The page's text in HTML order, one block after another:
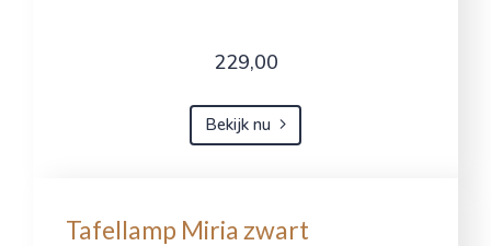
229,00
Bekijk nu
Tafellamp Miria zwart